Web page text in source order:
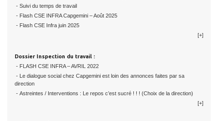
- Suivi du temps de travail
- Flash CSE INFRA Capgemini – Août 2025
- Flash CSE Infra juin 2025
[+]
Dossier Inspection du travail :
- FLASH CSE INFRA – AVRIL 2022
- Le dialogue social chez Capgemini est loin des annonces faites par sa
direction
- Astreintes / Interventions : Le repos c’est sucré ! ! ! (Choix de la direction)
[+]